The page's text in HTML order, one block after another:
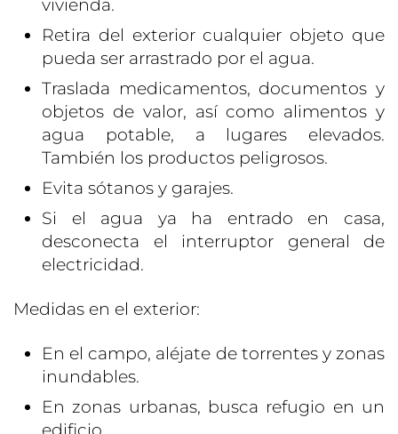
vivienda.
Retira del exterior cualquier objeto que
pueda ser arrastrado por el agua.
Traslada medicamentos, documentos y
objetos de valor, así como alimentos y
agua potable, a lugares elevados.
También los productos peligrosos.
Evita sótanos y garajes.
Si el agua ya ha entrado en casa,
desconecta el interruptor general de
electricidad.
Medidas en el exterior:
En el campo, aléjate de torrentes y zonas
inundables.
En zonas urbanas, busca refugio en un